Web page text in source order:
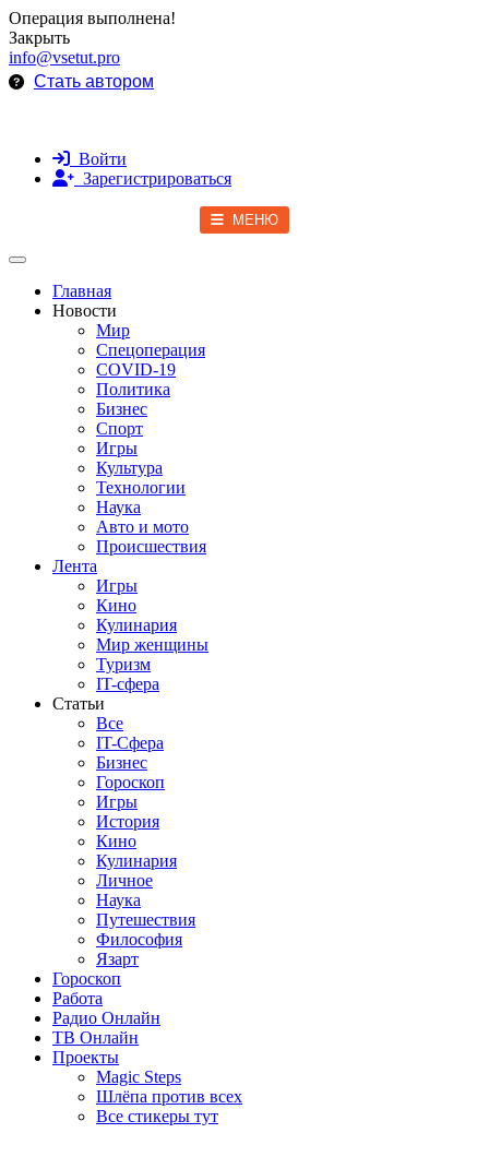
Операция выполнена!
Закрыть
info@vsetut.pro
Стать автором
Войти
Зарегистрироваться
МЕНЮ
Toggle navigation
Главная
Новости
Мир
Спецоперация
COVID-19
Политика
Бизнес
Спорт
Игры
Культура
Технологии
Наука
Авто и мото
Происшествия
Лента
Игры
Кино
Кулинария
Мир женщины
Туризм
IT-сфера
Статьи
Все
IT-Сфера
Бизнес
Гороскоп
Игры
История
Кино
Кулинария
Личное
Наука
Путешествия
Философия
Язарт
Гороскоп
Работа
Радио Онлайн
ТВ Онлайн
Проекты
Magic Steps
Шлёпа против всех
Все стикеры тут